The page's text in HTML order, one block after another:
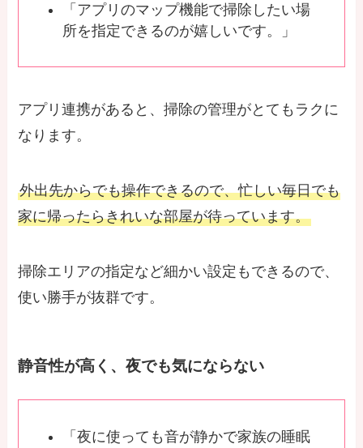
「アプリのマップ機能で掃除したい場
所を指定できるのが嬉しいです。」
アプリ連携があると、掃除の管理がとてもラクに
なります。
外出先からでも操作できるので、忙しい毎日でも
家に帰ったらきれいな部屋が待っています。
掃除エリアの指定など細かい設定もできるので、
使い勝手が抜群です。
静音性が高く、夜でも気にならない
「夜に使っても音が静かで家族の睡眠